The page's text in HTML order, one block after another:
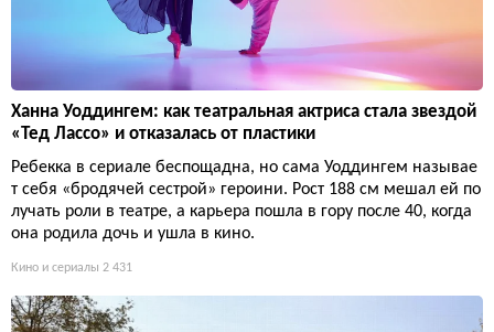
Ханна Уоддингем: как театральная актриса стала звездой
«Тед Лассо» и отказалась от пластики
Ребекка в сериале беспощадна, но сама Уоддингем называе
т себя «бродячей сестрой» героини. Рост 188 см мешал ей по
лучать роли в театре, а карьера пошла в гору после 40, когда
она родила дочь и ушла в кино.
Кино и сериалы 2 431